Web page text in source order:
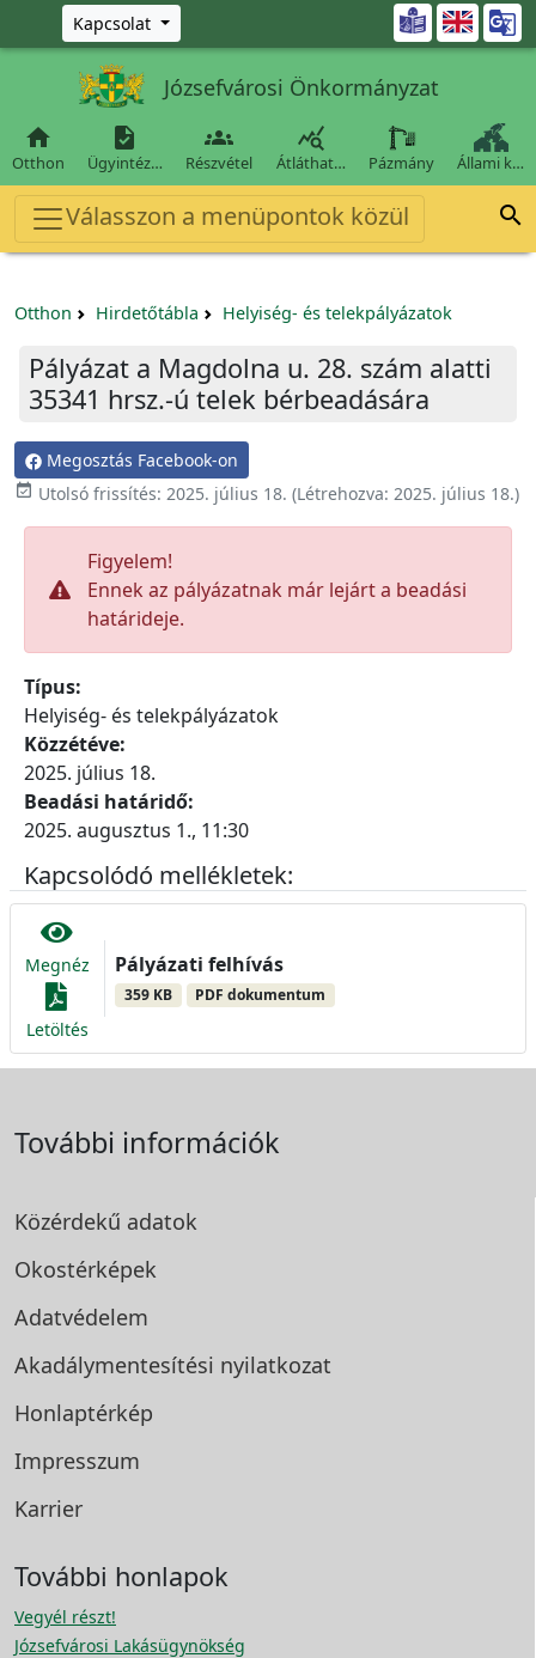
Ugrás a fő tartalomra
Kapcsolat 
Józsefvárosi Önkormányzat

Otthon

Ügyintéz…

Részvétel

Átláthat… Pázmány Állami k…
Válasszon a menüpontok közül 
Otthon Hirdetőtábla Helyiség- és telekpályázatok
Pályázat a Magdolna u. 28. szám alatti
35341 hrsz.-ú telek bérbeadására
Megosztás Facebook-on
 Utolsó frissítés: 2025. július 18. (Létrehozva: 2025. július 18.)
Figyelem!
Ennek az pályázatnak már lejárt a beadási
határideje.
Típus:
Helyiség- és telekpályázatok
Közzétéve:
2025. július 18.
Beadási határidő:
2025. augusztus 1., 11:30
Kapcsolódó mellékletek:
Megnéz
Letöltés
Pályázati felhívás
359 KB PDF dokumentum
További információk
Közérdekű adatok
Okostérképek
Adatvédelem
Akadálymentesítési nyilatkozat
Honlaptérkép
Impresszum
Karrier
További honlapok
Vegyél részt!
Józsefvárosi Lakásügynökség